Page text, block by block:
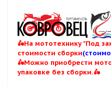
🛵На мототехнику "Под
стоимости сборки
🛵Можно приобрести
упаковке без сборки.🛵